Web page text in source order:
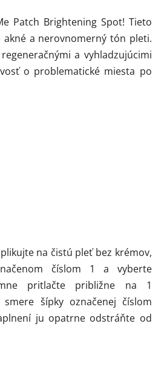
Patch Brightening Spot! Tieto
akné a nerovnomerný tón pleti.
a vyhladzujúcimi
o problematické miesta po
na čistú pleť bez krémov,
číslom 1 a vyberte
pritlačte približne na 1
šípky označenej číslom
ju opatrne odstráňte od